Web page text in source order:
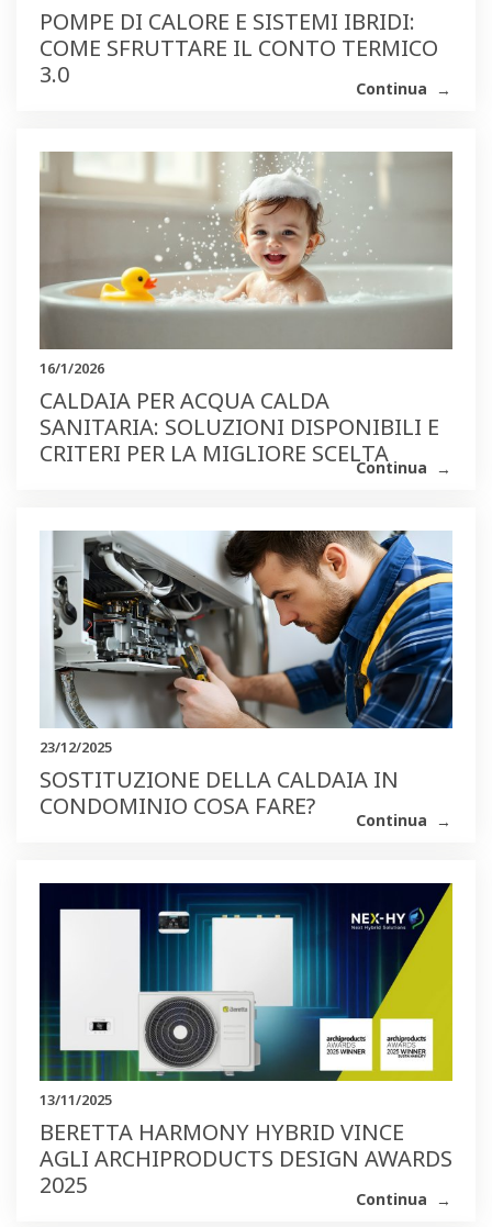
POMPE DI CALORE E SISTEMI IBRIDI:
COME SFRUTTARE IL CONTO TERMICO
3.0
Continua
16/1/2026
CALDAIA PER ACQUA CALDA
SANITARIA: SOLUZIONI DISPONIBILI E
CRITERI PER LA MIGLIORE SCELTAContinua
23/12/2025
SOSTITUZIONE DELLA CALDAIA IN
CONDOMINIO COSA FARE?
Continua
13/11/2025
BERETTA HARMONY HYBRID VINCE
AGLI ARCHIPRODUCTS DESIGN AWARDS
2025
Continua